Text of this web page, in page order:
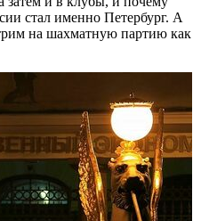
стал именно Петербург. А
на шахматную партию как